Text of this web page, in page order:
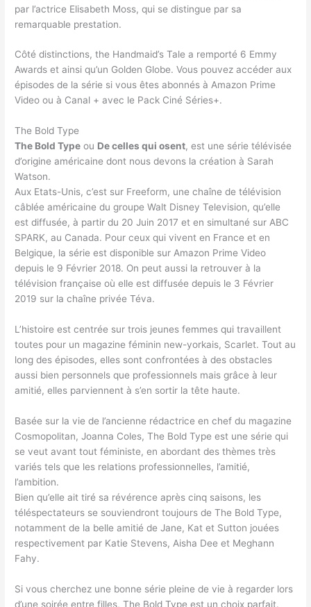
par l’actrice Elisabeth Moss, qui se distingue par sa
remarquable prestation.
Côté distinctions, the Handmaid’s Tale a remporté 6 Emmy
Awards et ainsi qu’un Golden Globe. Vous pouvez accéder aux
épisodes de la série si vous êtes abonnés à Amazon Prime
Video ou à Canal + avec le Pack Ciné Séries+.
The Bold Type
The Bold Type ou De celles qui osent, est une série télévisée
d’origine américaine dont nous devons la création à Sarah
Watson.
Aux Etats-Unis, c’est sur Freeform, une chaîne de télévision
câblée américaine du groupe Walt Disney Television, qu’elle
est diffusée, à partir du 20 Juin 2017 et en simultané sur ABC
SPARK, au Canada. Pour ceux qui vivent en France et en
Belgique, la série est disponible sur Amazon Prime Video
depuis le 9 Février 2018. On peut aussi la retrouver à la
télévision française où elle est diffusée depuis le 3 Février
2019 sur la chaîne privée Téva.
L’histoire est centrée sur trois jeunes femmes qui travaillent
toutes pour un magazine féminin new-yorkais, Scarlet. Tout au
long des épisodes, elles sont confrontées à des obstacles
aussi bien personnels que professionnels mais grâce à leur
amitié, elles parviennent à s’en sortir la tête haute.
Basée sur la vie de l’ancienne rédactrice en chef du magazine
Cosmopolitan, Joanna Coles, The Bold Type est une série qui
se veut avant tout féministe, en abordant des thèmes très
variés tels que les relations professionnelles, l’amitié,
l’ambition.
Bien qu’elle ait tiré sa révérence après cinq saisons, les
téléspectateurs se souviendront toujours de The Bold Type,
notamment de la belle amitié de Jane, Kat et Sutton jouées
respectivement par Katie Stevens, Aisha Dee et Meghann
Fahy.
Si vous cherchez une bonne série pleine de vie à regarder lors
d’une soirée entre filles, The Bold Type est un choix parfait.